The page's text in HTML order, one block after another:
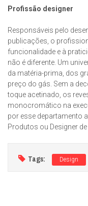
Profissão designer
Responsáveis pelo
publicações, o
funcionalidade e à
não é diferente. Um
da matéria-prima, dos
preço do gás. Sem a
toque acetinado, os
monocromático na
por esse departamento
Produtos ou Designer
Tags: Design